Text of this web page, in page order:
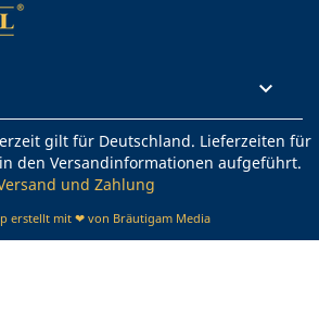

gilt für Deutschland. Lieferzeiten für
den Versandinformationen aufgeführt.
und Zahlung
erstellt mit ❤ von Bräutigam Media